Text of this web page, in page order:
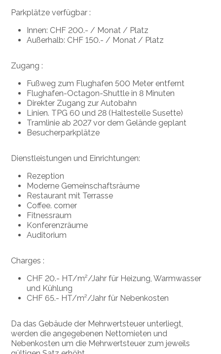
Parkplätze verfügbar :
Innen: CHF 200.- / Monat / Platz
Außerhalb: CHF 150.- / Monat / Platz
Zugang :
Fußweg zum Flughafen 500 Meter entfernt
Flughafen-Octagon-Shuttle in 8 Minuten
Direkter Zugang zur Autobahn
Linien. TPG 60 und 28 (Haltestelle Susette)
Tramlinie ab 2027 vor dem Gelände geplant
Besucherparkplätze
Dienstleistungen und Einrichtungen:
Rezeption
Moderne Gemeinschaftsräume
Restaurant mit Terrasse
Coffee. corner
Fitnessraum
Konferenzräume
Auditorium
Charges :
CHF 20.- HT/m²/Jahr für Heizung, Warmwasser
und Kühlung
CHF 65.- HT/m²/Jahr für Nebenkosten
Da das Gebäude der Mehrwertsteuer unterliegt,
werden die angegebenen Nettomieten und
Nebenkosten um die Mehrwertsteuer zum jeweils